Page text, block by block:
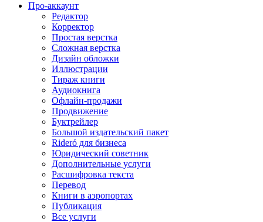
Про-аккаунт
Редактор
Корректор
Простая верстка
Сложная верстка
Дизайн обложки
Иллюстрации
Тираж книги
Аудиокнига
Офлайн-продажи
Продвижение
Буктрейлер
Большой издательский пакет
Rideró для бизнеса
Юридический советник
Дополнительные услуги
Расшифровка текста
Перевод
Книги в аэропортах
Публикация
Все услуги